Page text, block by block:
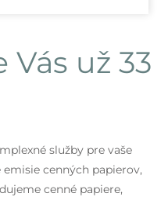
už 33
služby pre vaše
cenných papierov,
cenné papiere,